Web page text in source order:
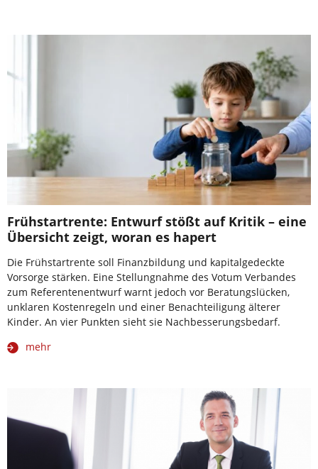
Frühstartrente: Entwurf stößt auf Kritik – eine
Übersicht zeigt, woran es hapert
Die Frühstartrente soll Finanzbildung und kapitalgedeckte
Vorsorge stärken. Eine Stellungnahme des Votum Verbandes
zum Referentenentwurf warnt jedoch vor Beratungslücken,
unklaren Kostenregeln und einer Benachteiligung älterer
Kinder. An vier Punkten sieht sie Nachbesserungsbedarf.
mehr